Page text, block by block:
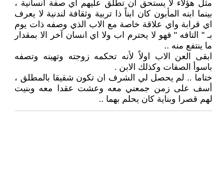
مثل هؤلاء لا يستحق ان تطلق عليهم اي صفة انسانية ،
بينما ابنه المأبون كان ابناً ذا تربية وثقافة لندنية لا يعرف
اي قرابة واي علاقة خاصة مع الاب الذي وصفه ذات يوم
بـ " التافه " فهو لا يحترم اب ولا اي انسان آخر الا بمقدار
ما ينتفع منه ..
ابقى العن الاب اولاً لأنه تحكمه زوجته وتهينه وتصفه
باسوأ الصفات وكذلك الابن .
ختاما .. لم يحصل لي الشرف ان تكون شقيقا بالمطلق ،
أسف على زمن جمعني معه وعشت عقدا معه وبنيت
لهم قصرا وبناية كان يحلم بهما ..